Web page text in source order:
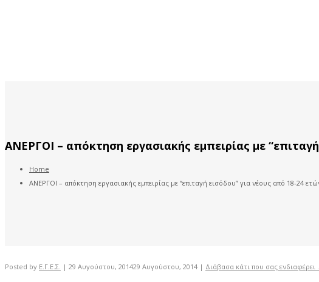
ΑΝΕΡΓΟΙ – απόκτηση εργασιακής εμπειρίας με
Home
ΑΝΕΡΓΟΙ – απόκτηση εργασιακής εμπειρίας με “επιταγή εισόδου” για νέους από 18-24
Posted by Ε.Γ.Ε.Σ. | 29 Αυγούστου, 201429 Αυγούστου, 2014 | Διάβασα κάτι που σας ενδιαφέρει ...